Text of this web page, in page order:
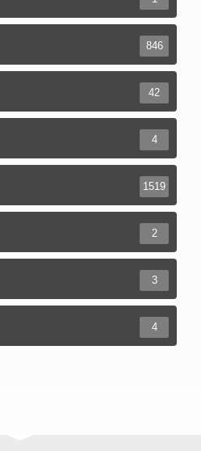
846
42
4
1519
2
3
4